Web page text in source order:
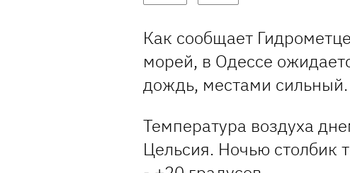
Как сообщает
морей, в Одессе
дождь, местами сильный.
Температура воздуха
Цельсия. Ночью столбик